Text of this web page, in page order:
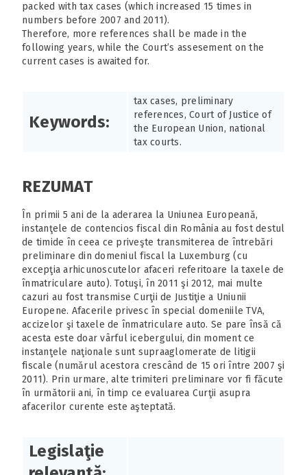
packed with tax cases (which increased 15 times in
numbers before 2007 and 2011).
Therefore, more references shall be made in the
following years, while the Court’s assesement on the
current cases is awaited for.
Keywords:
tax cases, preliminary
references, Court of Justice of
the European Union, national
tax courts.
REZUMAT
În primii 5 ani de la aderarea la Uniunea Europeană,
instanţele de contencios fiscal din România au fost destul
de timide în ceea ce priveşte transmiterea de întrebări
preliminare din domeniul fiscal la Luxemburg (cu
excepţia arhicunoscutelor afaceri referitoare la taxele de
înmatriculare auto). Totuşi, în 2011 şi 2012, mai multe
cazuri au fost transmise Curţii de Justiţie a Uniunii
Europene. Afacerile privesc în special domeniile TVA,
accizelor şi taxele de înmatriculare auto. Se pare însă că
acesta este doar vârful icebergului, din moment ce
instanţele naţionale sunt supraaglomerate de litigii
fiscale (numărul acestora crescând de 15 ori între 2007 şi
2011). Prin urmare, alte trimiteri preliminare vor fi făcute
în următorii ani, în timp ce evaluarea Curţii asupra
afacerilor curente este aşteptată.
Legislaţie